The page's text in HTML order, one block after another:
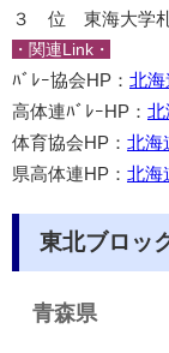
３ 位 東海大学
・関連Link・
ﾊﾞﾚｰ協会HP： 北海
高体連ﾊﾞﾚｰHP： 北
体育協会HP： 北海
県高体連HP： 北海
東北ブロッ
青森県